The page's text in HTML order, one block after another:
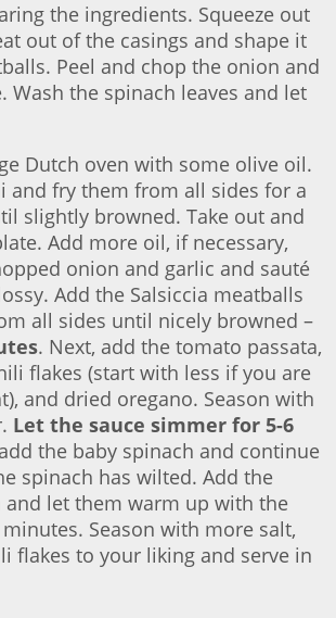
the ingredients. Squeeze out
out of the casings and shape it
Peel and chop the onion and
Wash the spinach leaves and let
Dutch oven with some olive oil.
and fry them from all sides for a
slightly browned. Take out and
Add more oil, if necessary,
onion and garlic and sauté
Add the Salsiccia meatballs
all sides until nicely browned –
. Next, add the tomato passata,
flakes (start with less if you are
and dried oregano. Season with
Let the sauce simmer for 5-6
the baby spinach and continue
spinach has wilted. Add the
and let them warm up with the
Season with more salt,
flakes to your liking and serve in